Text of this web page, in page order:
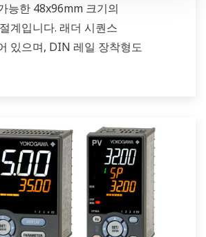
능한 48x96mm 크기의
계입니다. 래더 시퀀스
있으며, DIN 레일 장착형도